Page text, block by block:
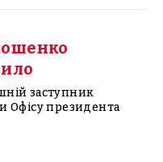
заступник
Офісу президента